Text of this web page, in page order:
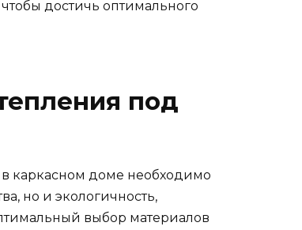
достичь оптимального
под
каркасном доме необходимо
но и экологичность,
выбор материалов